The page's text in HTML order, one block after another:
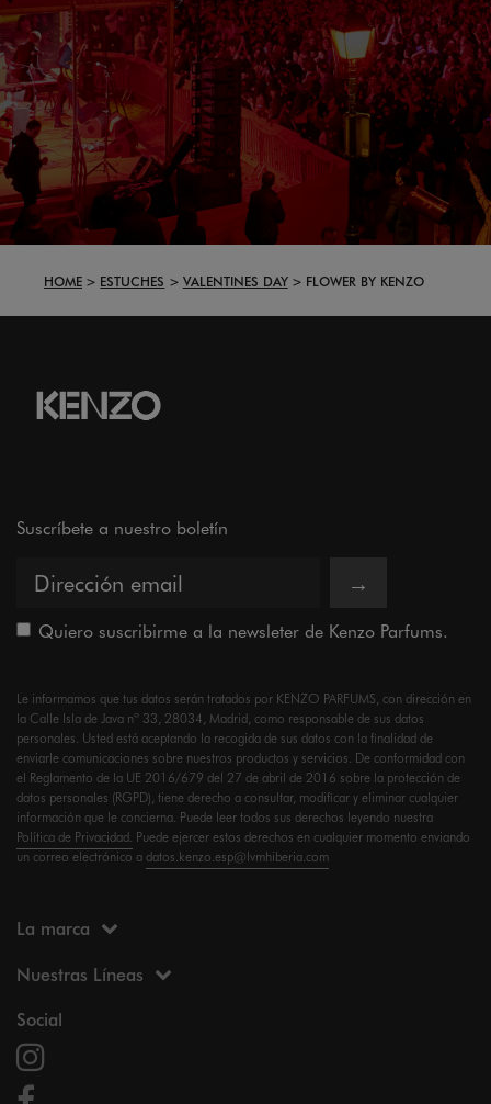
HOME ESTUCHES VALENTINES DAY FLOWER BY KENZO
Suscríbete a nuestro boletín
→
Quiero suscribirme a la newsleter de Kenzo Parfums.
Le informamos que tus datos serán tratados por KENZO PARFUMS, con dirección en
la Calle Isla de Java nº 33, 28034, Madrid, como responsable de sus datos
personales. Usted está aceptando la recogida de sus datos con la finalidad de
enviarle comunicaciones sobre nuestros productos y servicios. De conformidad con
el Reglamento de la UE 2016/679 del 27 de abril de 2016 sobre la protección de
datos personales (RGPD), tiene derecho a consultar, modificar y eliminar cualquier
información que le concierna. Puede leer todos sus derechos leyendo nuestra
Política de Privacidad. Puede ejercer estos derechos en cualquier momento enviando
un correo electrónico adatos.kenzo.esp@lvmhiberia.com
La marca
Nuestras Líneas
Social